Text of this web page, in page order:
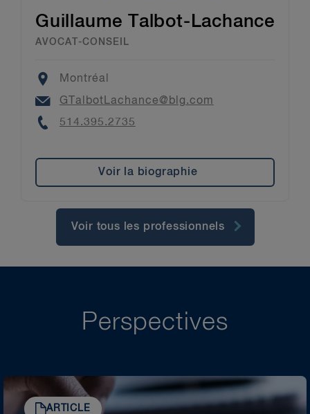
Guillaume Talbot-Lachance
AVOCAT-CONSEIL
Location
Montréal
Email
GTalbotLachance@blg.com
Phone
514.395.2735
Voir la biographie
Voir tous les professionnels
Perspectives
ARTICLE